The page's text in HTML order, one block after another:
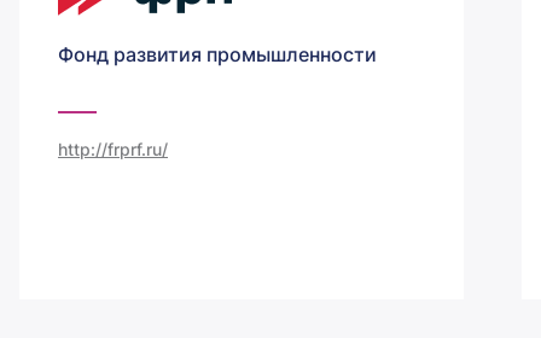
Фонд развития промышленности
http://frprf.ru/